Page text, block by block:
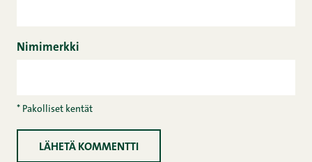
Nimimerkki
* Pakolliset kentät